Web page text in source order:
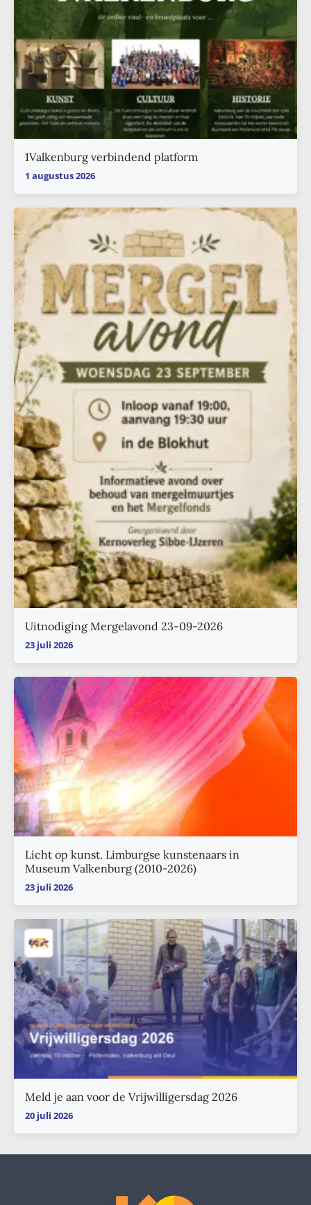
1Valkenburg verbindend platform
1 augustus 2026
Uitnodiging Mergelavond 23-09-2026
23 juli 2026
Licht op kunst. Limburgse kunstenaars in
Museum Valkenburg (2010-2026)
23 juli 2026
Meld je aan voor de Vrijwilligersdag 2026
20 juli 2026